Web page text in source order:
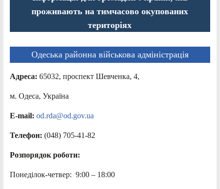
проживають на тимчасово окупованих
територіях
Одеська районна військова адміністрація
Адреса: 65032, проспект Шевченка, 4,
м. Одеса, Україна
E-mail: od.rda@od.gov.ua
Телефон: (048) 705-41-82
Розпорядок роботи:
Понеділок-четвер: 9:00 – 18:00